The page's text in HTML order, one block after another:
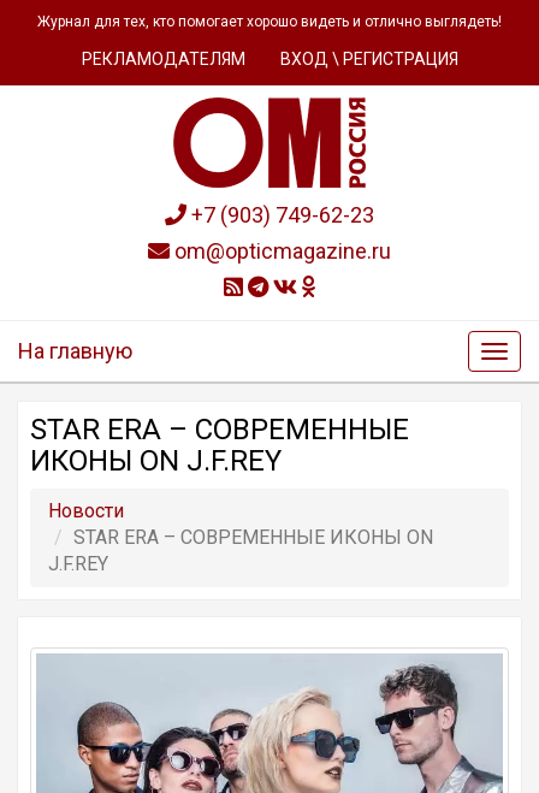
Журнал для тех, кто помогает хорошо видеть и отлично выглядеть!
РЕКЛАМОДАТЕЛЯМ ВХОД \ РЕГИСТРАЦИЯ
+7 (903) 749-62-23
om@opticmagazine.ru
На главную
STAR ERA – СОВРЕМЕННЫЕ
ИКОНЫ ON J.F.REY
Новости
STAR ERA – СОВРЕМЕННЫЕ ИКОНЫ ON
J.F.REY